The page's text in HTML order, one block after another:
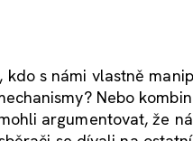
kdo s námi vlastně
Nebo
argumentovat, že